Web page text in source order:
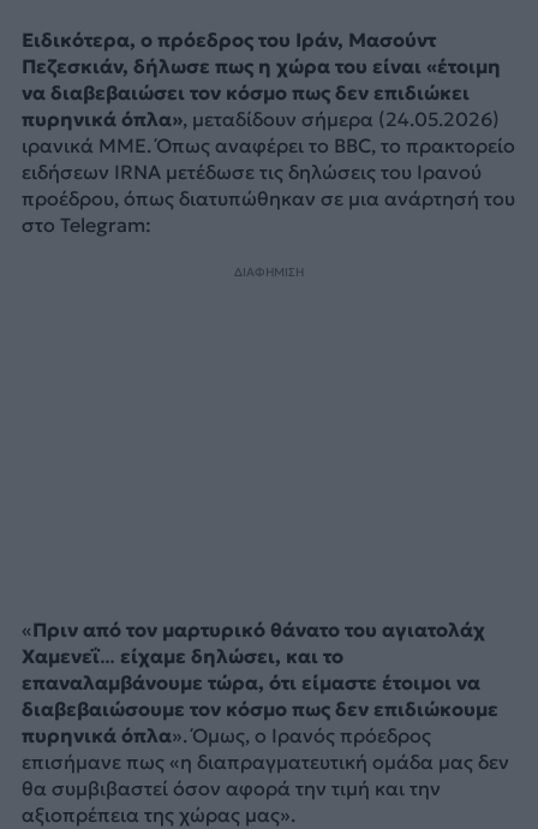
Ειδικότερα, ο πρόεδρος του Ιράν, Μασούντ
Πεζεσκιάν, δήλωσε πως η χώρα του είναι «έτοιμη
να διαβεβαιώσει τον κόσμο πως δεν επιδιώκει
πυρηνικά όπλα», μεταδίδουν σήμερα (24.05.2026)
ιρανικά ΜΜΕ. Όπως αναφέρει το BBC, το πρακτορείο
ειδήσεων IRNA μετέδωσε τις δηλώσεις του Ιρανού
προέδρου, όπως διατυπώθηκαν σε μια ανάρτησή του
στο Telegram:
ΔΙΑΦΗΜΙΣΗ
«Πριν από τον μαρτυρικό θάνατο του αγιατολάχ
Χαμενεΐ… είχαμε δηλώσει, και το
επαναλαμβάνουμε τώρα, ότι είμαστε έτοιμοι να
διαβεβαιώσουμε τον κόσμο πως δεν επιδιώκουμε
πυρηνικά όπλα». Όμως, ο Ιρανός πρόεδρος
επισήμανε πως «η διαπραγματευτική ομάδα μας δεν
θα συμβιβαστεί όσον αφορά την τιμή και την
αξιοπρέπεια της χώρας μας».